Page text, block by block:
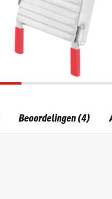
Beoordelingen (4)